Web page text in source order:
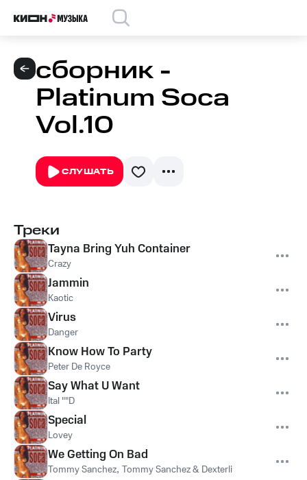
сборник -
Platinum Soca
Vol.10
СЛУШАТЬ
Треки
Tayna Bring Yuh Container
Crazy
Jammin
Kaotic
Virus
Danger
Know How To Party
Peter De Royce
Say What U Want
Ital ""D
Special
Lovey
We Getting On Bad
Tommy Sanchez, Tommy Sanchez & Dexterli